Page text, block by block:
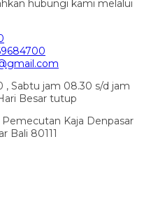
hubungi kami melalui
, Sabtu jam 08.30 s/d jam
Besar tutup
Kaja Denpasar
Bali 80111